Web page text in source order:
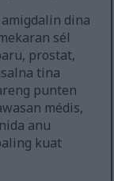
dina
sél
prostat,
tina
punten
médis,
anu
kuat